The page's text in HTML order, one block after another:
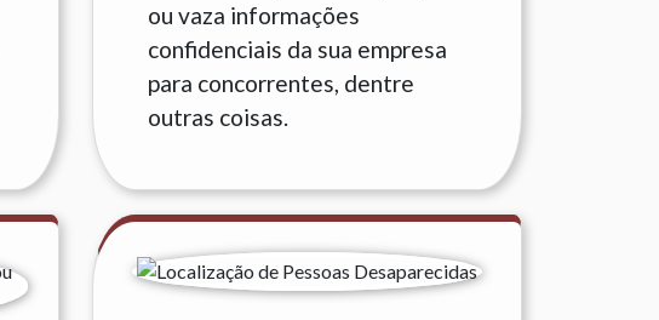
ou vaza informações
confidenciais da sua empresa
para concorrentes, dentre
outras coisas.